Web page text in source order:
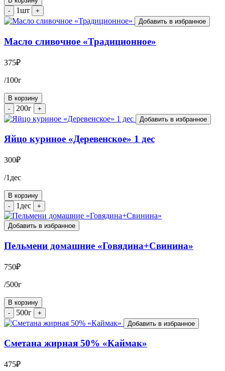
-
1шт
+
Добавить в избранное
Масло сливочное «Традиционное»
375₽
/100г
В корзину
-
200г
+
Добавить в избранное
Яйцо куриное «Деревенское» 1 дес
300₽
/1дес
В корзину
-
1дес +
Добавить в избранное
Пельмени домашние «Говядина+Свинина»
750₽
/500г
В корзину
-
500г
+
Добавить в избранное
Сметана жирная 50% «Каймак»
475₽